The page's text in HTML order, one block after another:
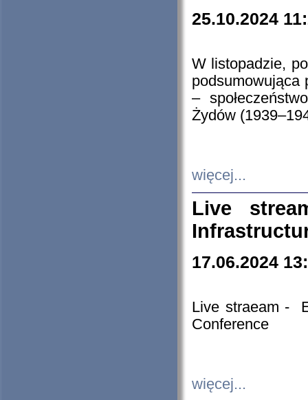
25.10.2024
W listopadzie,
podsumowująca
–
Żydów
więcej...
Live
17.06.2024
Live straeam -
Conference
więcej...